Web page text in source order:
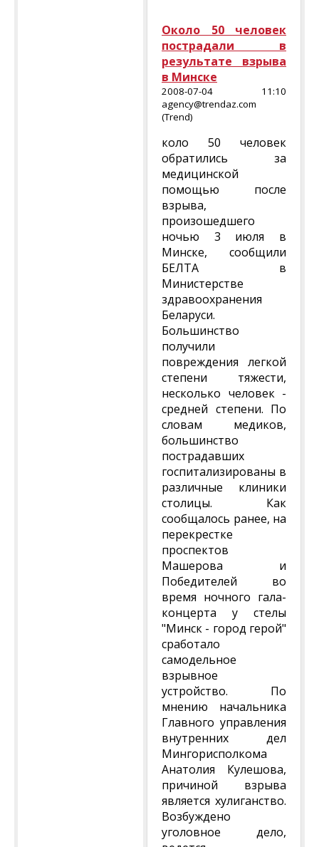
Около 50 человек
пострадали в
результате взрыва
в Минске
2008-07-04 11:10
agency@trendaz.com
(Trend)
коло 50 человек
обратились за
медицинской
помощью после
взрыва,
произошедшего
ночью 3 июля в
Минске, сообщили
БЕЛТА в
Министерстве
здравоохранения
Беларуси.
Большинство
получили
повреждения легкой
степени тяжести,
несколько человек -
средней степени. По
словам медиков,
большинство
пострадавших
госпитализированы в
различные клиники
столицы. Как
сообщалось ранее, на
перекрестке
проспектов
Машерова и
Победителей во
время ночного гала-
концерта у стелы
"Минск - город герой"
сработало
самодельное
взрывное
устройство. По
мнению начальника
Главного управления
внутренних дел
Мингорисполкома
Анатолия Кулешова,
причиной взрыва
является хулиганство.
Возбуждено
уголовное дело,